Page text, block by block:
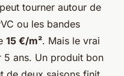
tourner autour de
ou les bandes
15 €/m². Mais le vrai
5 ans. Un produit bon